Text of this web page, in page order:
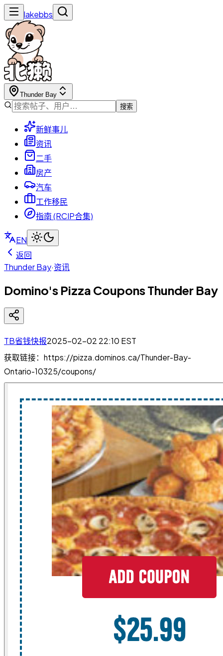
lakebbs
Thunder Bay
搜索
新鲜事儿
资讯
二手
房产
汽车
工作移民
指南 (RCIP合集)
EN
返回
Thunder Bay·资讯
Domino's Pizza Coupons Thunder Bay
TB省钱快报2025-02-02 22:10 EST
获取链接：https://pizza.dominos.ca/Thunder-Bay-
Ontario-10325/coupons/